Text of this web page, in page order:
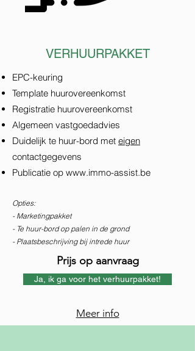
VERHUURPAKKET
EPC-keuring
Template huurovereenkomst
Registratie huurovereenkomst
Algemeen vastgoedadvies
Duidelijk te huur-bord met eigen
contactgegevens
Publicatie op www.immo-assist.be
Opties:
- Marketingpakket
- Te huur-bord op palen in de grond
- Plaatsbeschrijving bij intrede huur
Prijs op aanvraag
Ja, ik ga voor het verhuurpakket!
Meer info